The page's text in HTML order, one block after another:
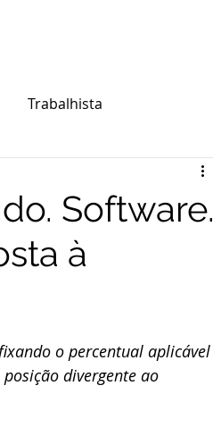
Trabalhista
Execução Fiscal
Crédito
Justiça Societário
Software.
à
o percentual aplicável
divergente ao